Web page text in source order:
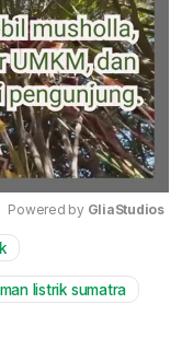
Powered by GliaStudios
listrik sumatra